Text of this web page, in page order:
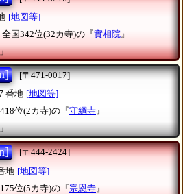
[地図等]
全国342位(32カ寺)の『實相院』
[〒471-0017]
番地 [地図等]
位(2カ寺)の『守綱寺』
[〒444-2424]
地 [地図等]
位(5カ寺)の『宗恩寺 』